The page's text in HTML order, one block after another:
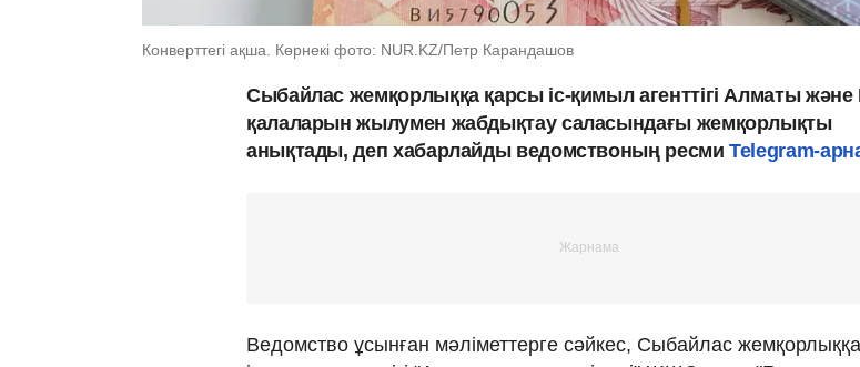
Конверттегі ақша. Көрнекі фото: NUR.KZ/Петр Карандашов
Сыбайлас жемқорлыққа қарсы іс-қимыл агенттігі Алматы
қалаларын жылумен жабдықтау саласындағы жемқорлықты
анықтады, деп хабарлайды ведомствоның ресмиTelegram-
Ведомство ұсынған мәліметтерге сәйкес, Сыбайлас